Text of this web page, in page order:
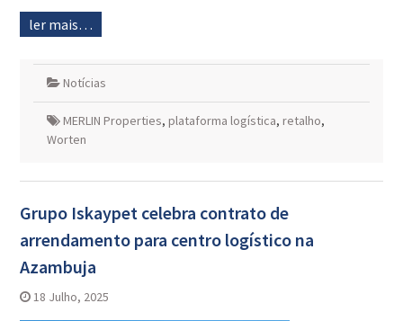
ler mais…
Notícias
MERLIN Properties, plataforma logística, retalho,
Worten
Grupo Iskaypet celebra contrato de
arrendamento para centro logístico na
Azambuja
18 Julho, 2025